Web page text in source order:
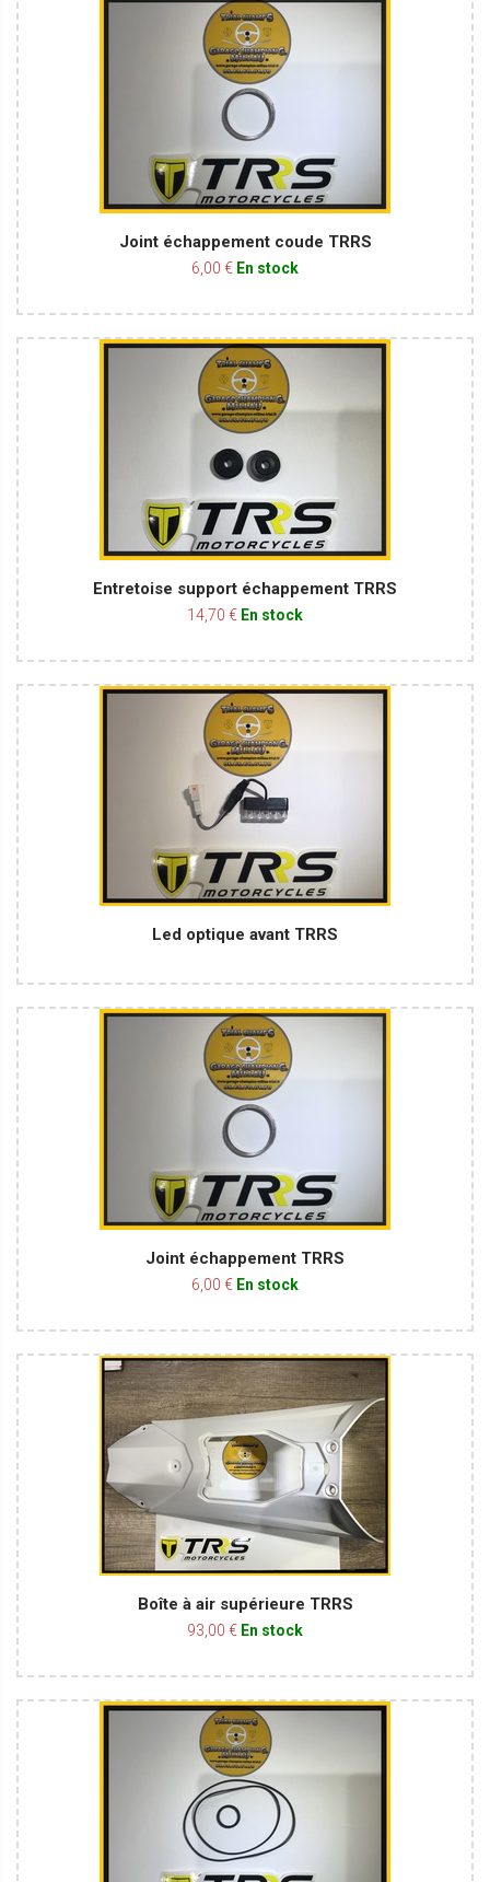
Joint échappement coude TRRS
6,00 € En stock
Entretoise support échappement TRRS
14,70 € En stock
Led optique avant TRRS
Joint échappement TRRS
6,00 € En stock
Boîte à air supérieure TRRS
93,00 € En stock